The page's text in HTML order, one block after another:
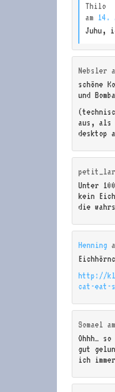
Thilo
am 14.
Juhu,
Nebsler
schöne
und
aus, als
desktop
Unter
kein
die
Henning
http://
cat-eat-
Somael
Ohhh…
gut
ich